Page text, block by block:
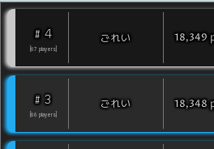
# 4
67 players
ごれい 18,349
# 3
66 players
ごれい 18,348